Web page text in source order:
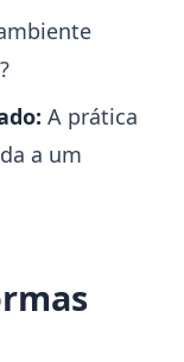
A prática
a um